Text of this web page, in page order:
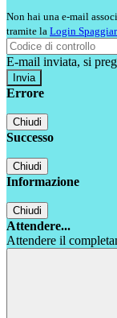
Non hai una e-mail
tramite la Login
E-mail inviata, si
Errore
Chiudi
Successo
Chiudi
Informazione
Chiudi
Attendere...
Attendere il